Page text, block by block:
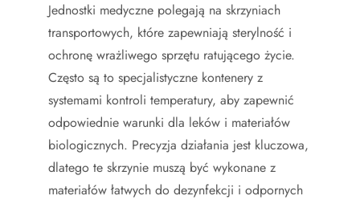
Jednostki medyczne polegają na skrzyniach
transportowych, które zapewniają sterylność i
ochronę wrażliwego sprzętu ratującego życie.
Często są to specjalistyczne kontenery z
systemami kontroli temperatury, aby zapewnić
odpowiednie warunki dla leków i materiałów
biologicznych. Precyzja działania jest kluczowa,
dlatego te skrzynie muszą być wykonane z
materiałów łatwych do dezynfekcji i odpornych